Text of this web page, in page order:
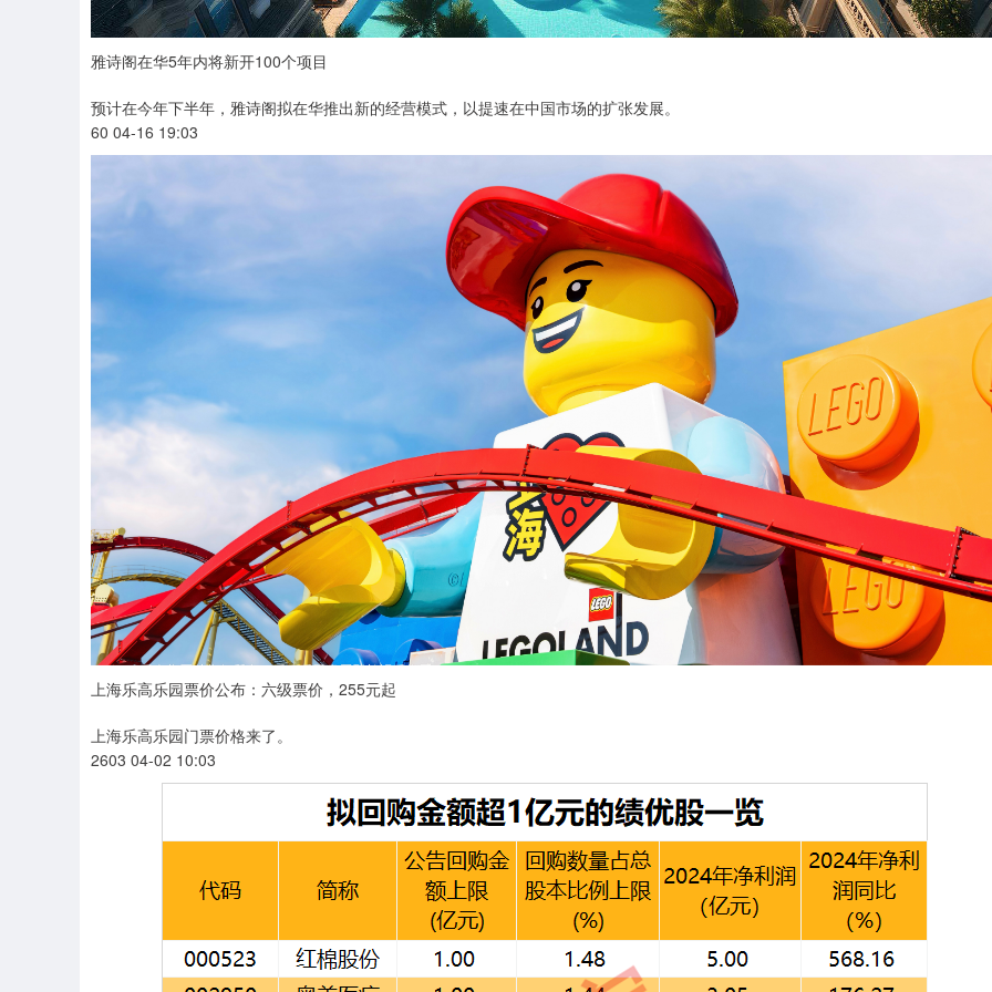
雅诗阁在华5年内将新开100个项目
预计在今年下半年，雅诗阁拟在华推出新的经营模式，以提速在中国市场的扩张发展。
60 04-16 19:03
上海乐高乐园票价公布：六级票价，255元起
上海乐高乐园门票价格来了。
2603 04-02 10:03